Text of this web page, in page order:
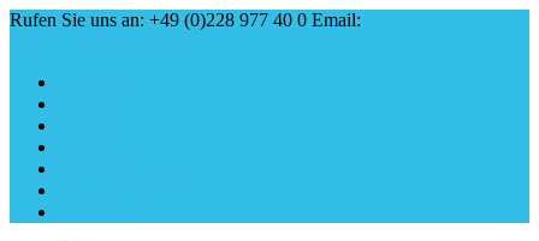
Rufen Sie uns an: +49 (0)228 977 40 0 Email: